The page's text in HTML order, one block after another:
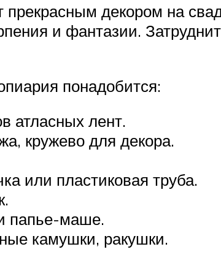
прекрасным декором на
и фантазии.
понадобится:
атласных лент.
кружево для декора.
или пластиковая труба.
папье-маше.
камушки, ракушки.